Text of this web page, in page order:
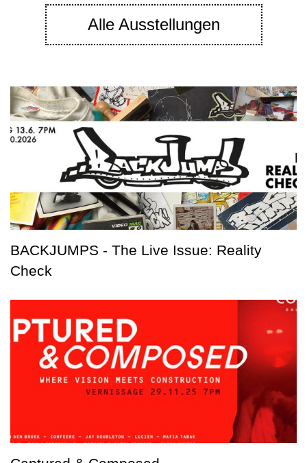
Alle Ausstellungen
BACKJUMPS - The Live Issue: Reality
Check